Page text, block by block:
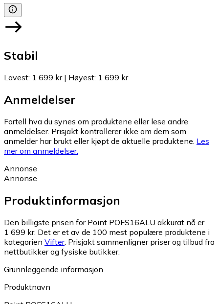
Stabil
Lavest: 1 699 kr| Høyest: 1 699 kr
Anmeldelser
Fortell hva du synes om produktene eller lese andre
anmeldelser. Prisjakt kontrollerer ikke om dem som
anmelder har brukt eller kjøpt de aktuelle produktene. Les
mer om anmeldelser.
Annonse
Annonse
Produktinformasjon
Den billigste prisen for Point POFS16ALU akkurat nå er
1 699 kr. Det er et av de 100 mest populære produktene i
kategorien Vifter. Prisjakt sammenligner priser og tilbud fra
nettbutikker og fysiske butikker.
Grunnleggende informasjon
Produktnavn